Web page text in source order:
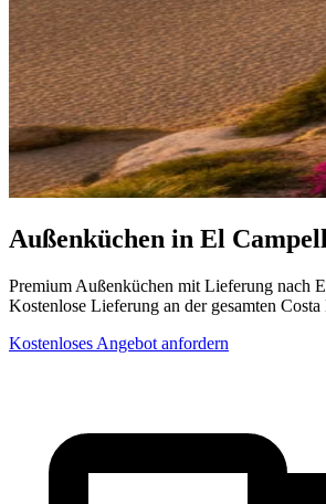
Außenküchen in El
Premium Außenküchen mit Lieferung nach
Kostenlose Lieferung an der gesamten Costa
Kostenloses Angebot anfordern